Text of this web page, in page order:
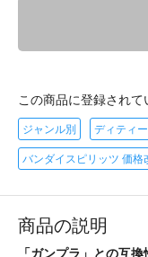
この商品に登録されて
ジャンル別 ディティ
バンダイスピリッツ 価格
商品の説明
「ガンプラ」との互